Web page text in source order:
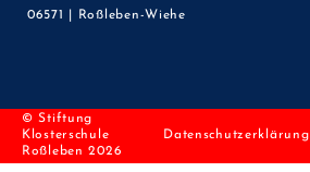
06571 | Roßleben-Wiehe
© Stiftung
Klosterschule
Roßleben 2026
Datenschutzerklärung